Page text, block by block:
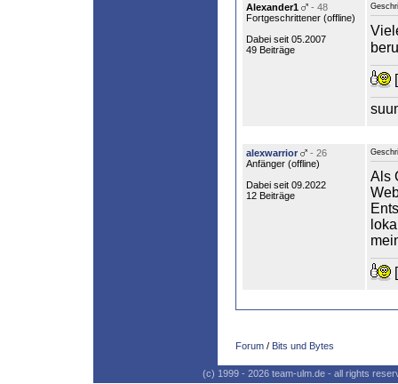
Alexander1
- 48
Fortgeschrittener (offline)
Dabei seit 05.2007
49 Beiträge
[
alexwarrior
- 26
Anfänger (offline)
Dabei seit 09.2022
12 Beiträge
Als
[
Forum / Bits und Bytes
(c) 1999 - 2026 team-ulm.de - all rights